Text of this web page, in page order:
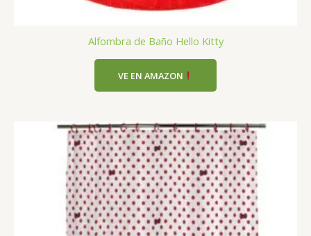
Alfombra de Baño Hello Kitty
VE EN AMAZON